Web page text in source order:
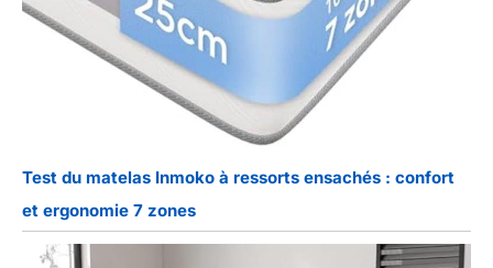
Test du matelas Inmoko à ressorts ensachés : confort
et ergonomie 7 zones